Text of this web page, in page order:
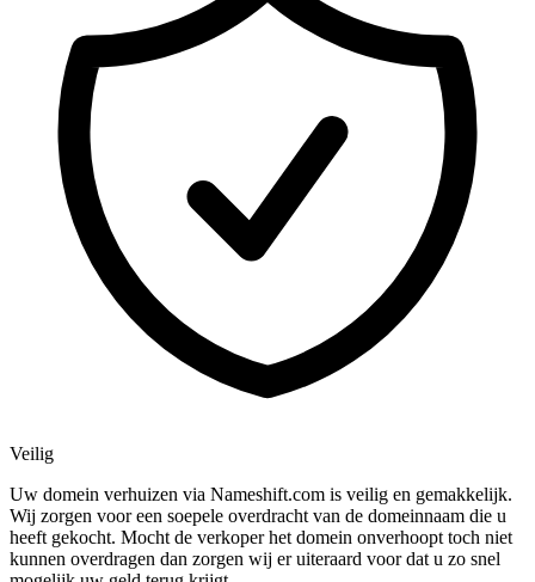
Veilig
Uw domein verhuizen via Nameshift.com is veilig en gemakkelijk.
Wij zorgen voor een soepele overdracht van de domeinnaam die u
heeft gekocht. Mocht de verkoper het domein onverhoopt toch niet
kunnen overdragen dan zorgen wij er uiteraard voor dat u zo snel